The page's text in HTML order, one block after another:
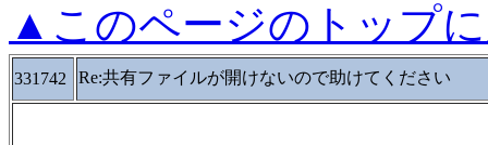
▲このページのトップ
331742 Re:共有ファイルが開けないので助けてください